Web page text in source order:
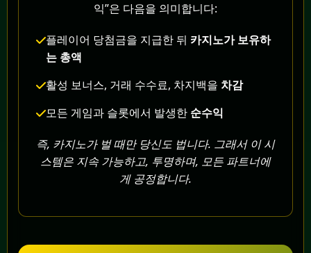
익”은 다음을 의미합니다:
플레이어 당첨금을 지급한 뒤 카지노가 보유하
는 총액
활성 보너스, 거래 수수료, 차지백을 차감
모든 게임과 슬롯에서 발생한 순수익
즉, 카지노가 벌 때만 당신도 법니다. 그래서 이 시
스템은 지속 가능하고, 투명하며, 모든 파트너에
게 공정합니다.